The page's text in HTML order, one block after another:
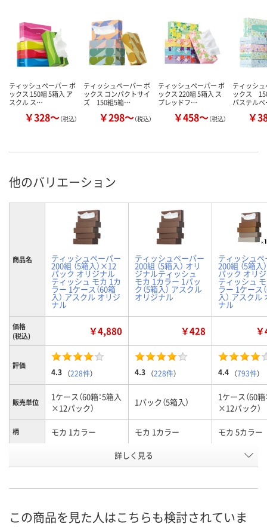
ティッシュペーパー ボ
ックス 150組 5箱入 ア
スクル ス…
￥328～（税込）
ティッシュペーパー ボ
ックス コンパクトサイ
ズ 150組5箱…
￥298～（税込）
ティッシュペーパー ボ
ックス 220組 5箱入 ス
プレッドフ…
￥458～（税込）
ティッシ
ックス
パステル
￥
他のバリエーション
商品名 ティッシュペーパー
200組 （5箱入）×12
パック オリジナル
ティッシュ モカ 1カ
ラー 1ケース（60箱
入） アスクル オリジ
ナル
ティッシュペーパー
200組 （5箱入） オリ
ジナルティッシュ
モカ 1カラー 1パッ
ク（5箱入） アスクル
オリジナル
ティッシュ
200組 （5箱入
パック オリ
ティッシュ
ラー 1ケース
入） アスクル
ナル
価格
(税込)
￥4,880 ￥428
評価
4.3 （228件） 4.3 （228件） 4.4 （793件）
販売単位
1ケース（60箱：5箱入
×12パック）
1パック（5箱入）
1ケース（60箱
×12パック）
柄 モカ 1カラー モカ 1カラー モカ 5カラー
1583079 1633152
8月8日（土）
詳しく見る
この商品を見た人はこちらも検討されていま